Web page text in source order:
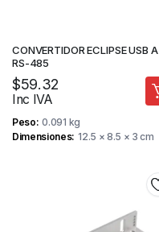
CONVERTIDOR ECLIPSE USB A
RS-485
$59.32
Inc IVA
Peso 0.091 kg
Dimensiones 12.5 × 8.5 × 3 cm